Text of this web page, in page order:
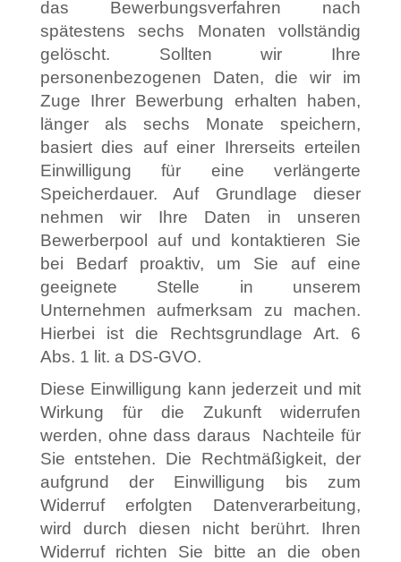
das Bewerbungsverfahren nach
spätestens sechs Monaten vollständig
gelöscht. Sollten wir Ihre
personenbezogenen Daten, die wir im
Zuge Ihrer Bewerbung erhalten haben,
länger als sechs Monate speichern,
basiert dies auf einer Ihrerseits erteilen
Einwilligung für eine verlängerte
Speicherdauer. Auf Grundlage dieser
nehmen wir Ihre Daten in unseren
Bewerberpool auf und kontaktieren Sie
bei Bedarf proaktiv, um Sie auf eine
geeignete Stelle in unserem
Unternehmen aufmerksam zu machen.
Hierbei ist die Rechtsgrundlage Art. 6
Abs. 1 lit. a DS-GVO.
Diese Einwilligung kann jederzeit und mit
Wirkung für die Zukunft widerrufen
werden, ohne dass daraus Nachteile für
Sie entstehen. Die Rechtmäßigkeit, der
aufgrund der Einwilligung bis zum
Widerruf erfolgten Datenverarbeitung,
wird durch diesen nicht berührt. Ihren
Widerruf richten Sie bitte an die oben